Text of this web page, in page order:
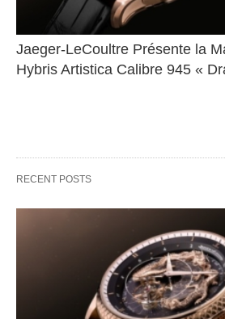
Jaeger-LeCoultre Présente la
Hybris Artistica Calibre 945 «
RECENT POSTS